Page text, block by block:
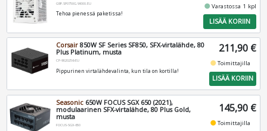
G9P.SP0750G.W000.EU
Tehoa pienessä paketissa!
fiber_manual_recordVarastossa 1 kpl
LISÄÄ KORIIN
Corsair 850W SF Series SF850, SFX-virtalähde, 80
Plus Platinum, musta
CP-9020256-EU
Pippurinen virtalähdevalinta, kun tila on kortilla!
211,90 €
fiber_manual_recordToimittajilla
LISÄÄ KORIIN
Seasonic 650W FOCUS SGX 650 (2021),
modulaarinen SFX-virtalähde, 80 Plus Gold,
musta
FOCUS-SGX-650
145,90 €
fiber_manual_recordToimittajilla